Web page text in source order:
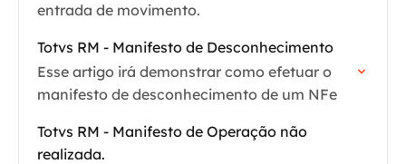
entrada de movimento.
Totvs RM - Manifesto de Desconhecimento
Esse artigo irá demonstrar como efetuar o
manifesto de desconhecimento de um NFe
Totvs RM - Manifesto de Operação não
realizada.